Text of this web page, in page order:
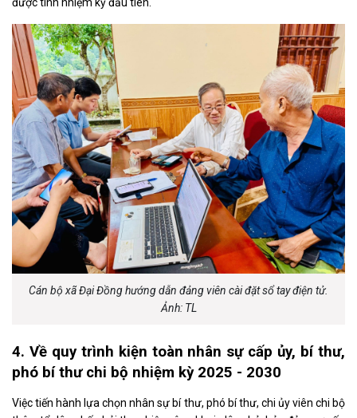
Cán bộ xã Đại Đồng hướng dẫn đảng viên cài đặt sổ tay điện tử.
Ảnh: TL
4. Về quy trình kiện toàn nhân sự cấp ủy, bí thư,
phó bí thư chi bộ nhiệm kỳ 2025 - 2030
Việc tiến hành lựa chọn nhân sự bí thư, phó bí thư, chi ủy viên chi bộ